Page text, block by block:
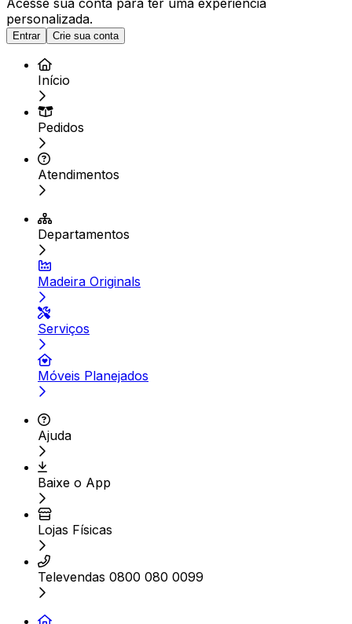
Acesse sua conta para ter uma experiência
personalizada.
Entrar Crie sua conta
Início
Pedidos
Atendimentos
Departamentos
Madeira Originals
Serviços
Móveis Planejados
Ajuda
Baixe o App
Lojas Físicas
Televendas 0800 080 0099